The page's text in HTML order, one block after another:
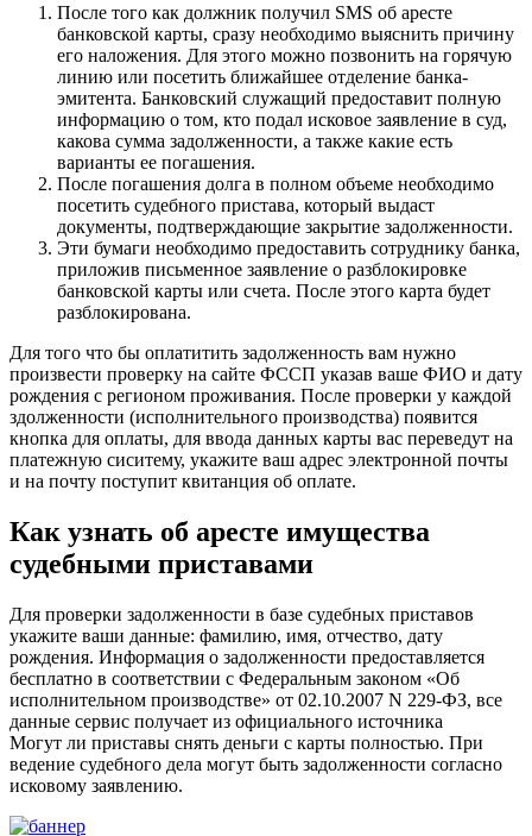
После того как должник получил SMS об аресте
банковской карты, сразу необходимо выяснить причину
его наложения. Для этого можно позвонить на горячую
линию или посетить ближайшее отделение банка-
эмитента. Банковский служащий предоставит полную
информацию о том, кто подал исковое заявление в суд,
какова сумма задолженности, а также какие есть
варианты ее погашения.
После погашения долга в полном объеме необходимо
посетить судебного пристава, который выдаст
документы, подтверждающие закрытие задолженности.
Эти бумаги необходимо предоставить сотруднику банка,
приложив письменное заявление о разблокировке
банковской карты или счета. После этого карта будет
разблокирована.
Для того что бы оплатитить задолженность вам нужно
произвести проверку на сайте ФССП указав ваше ФИО и дату
рождения с регионом проживания. После проверки у каждой
здолженности (исполнительного производства) появится
кнопка для оплаты, для ввода данных карты вас переведут на
платежную сиситему, укажите ваш адрес электронной почты
и на почту поступит квитанция об оплате.
Как узнать об аресте имущества
судебными приставами
Для проверки задолженности в базе судебных приставов
укажите ваши данные: фамилию, имя, отчество, дату
рождения. Информация о задолженности предоставляется
бесплатно в соответствии с Федеральным законом «Об
исполнительном производстве» от 02.10.2007 N 229-ФЗ, все
данные сервис получает из официального источника
Могут ли приставы снять деньги с карты полностью. При
ведение судебного дела могут быть задолженности согласно
исковому заявлению.